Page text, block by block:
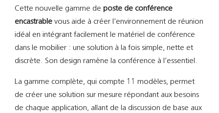
Cette nouvelle gamme de poste de conférence
encastrable vous aide à créer l’environnement de réunion
idéal en intégrant facilement le matériel de conférence
dans le mobilier : une solution à la fois simple, nette et
discrète. Son design ramène la conférence à l’essentiel.
La gamme complète, qui compte 11 modèles, permet
de créer une solution sur mesure répondant aux besoins
de chaque application, allant de la discussion de base aux